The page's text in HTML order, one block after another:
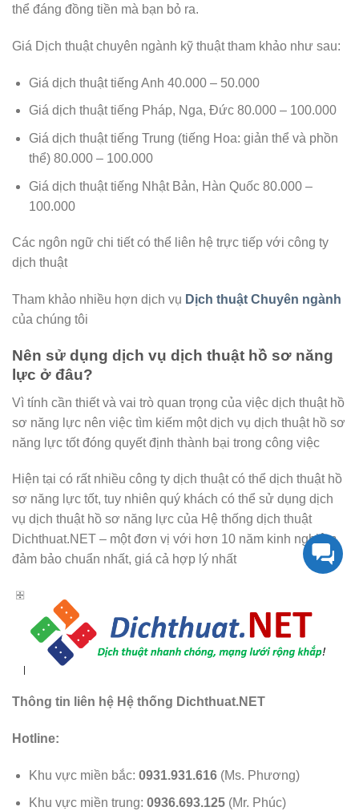
thể đáng đồng tiền mà bạn bỏ ra.
Giá Dịch thuật chuyên ngành kỹ thuật tham khảo như sau:
Giá dịch thuật tiếng Anh 40.000 – 50.000
Giá dịch thuật tiếng Pháp, Nga, Đức 80.000 – 100.000
Giá dịch thuật tiếng Trung (tiếng Hoa: giản thể và phồn
thể) 80.000 – 100.000
Giá dịch thuật tiếng Nhật Bản, Hàn Quốc 80.000 –
100.000
Các ngôn ngữ chi tiết có thể liên hệ trực tiếp với công ty
dịch thuật
Tham khảo nhiều hợn dịch vụ Dịch thuật Chuyên ngành
của chúng tôi
Nên sử dụng dịch vụ dịch thuật hồ sơ năng
lực ở đâu?
Vì tính cần thiết và vai trò quan trọng của việc dịch thuật hồ
sơ năng lực nên việc tìm kiếm một dịch vụ dịch thuật hồ sơ
năng lực tốt đóng quyết định thành bại trong công việc
Hiện tại có rất nhiều công ty dịch thuật có thể dịch thuật hồ
sơ năng lực tốt, tuy nhiên quý khách có thể sử dụng dịch
vụ dịch thuật hồ sơ năng lực của Hệ thống dịch thuật
Dichthuat.NET – một đơn vị với hơn 10 năm kinh nghiệm,
đảm bảo chuẩn nhất, giá cả hợp lý nhất
Thông tin liên hệ Hệ thống Dichthuat.NET
Hotline:
Khu vực miền bắc: 0931.931.616(Ms. Phương)
Khu vực miền trung: 0936.693.125(Mr. Phúc)